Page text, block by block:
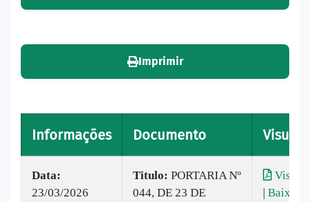
Imprimir
Informações Documento
Data:
23/03/2026
Titulo: PORTARIA Nº
044, DE 23 DE
| Baixar